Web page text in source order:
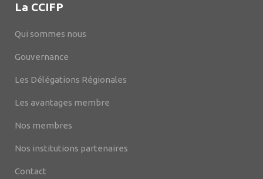
La CCIFP
Qui sommes nous
Gouvernance
Les Délégations Régionales
Les avantages membre
Nos membres
Nos institutions partenaires
Contact